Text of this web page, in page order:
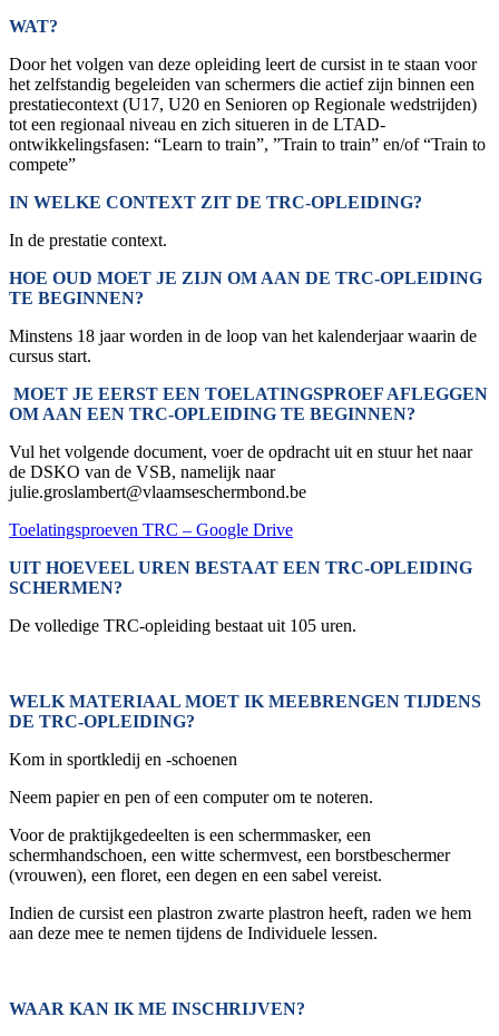
WAT?
Door het volgen van deze opleiding leert de cursist in te staan voor
het zelfstandig begeleiden van schermers die actief zijn binnen een
prestatiecontext (U17, U20 en Senioren op Regionale wedstrijden)
tot een regionaal niveau en zich situeren in de LTAD-
ontwikkelingsfasen: “Learn to train”, ”Train to train” en/of “Train to
compete”
IN WELKE CONTEXT ZIT DE TRC-OPLEIDING?
In de prestatie context.
HOE OUD MOET JE ZIJN OM AAN DE TRC-OPLEIDING
TE BEGINNEN?
Minstens 18 jaar worden in de loop van het kalenderjaar waarin de
cursus start.
MOET JE EERST EEN TOELATINGSPROEF AFLEGGEN
OM AAN EEN TRC-OPLEIDING TE BEGINNEN?
Vul het volgende document, voer de opdracht uit en stuur het naar
de DSKO van de VSB, namelijk naar
julie.groslambert@vlaamseschermbond.be
Toelatingsproeven TRC – Google Drive
UIT HOEVEEL UREN BESTAAT EEN TRC-OPLEIDING
SCHERMEN?
De volledige TRC-opleiding bestaat uit 105 uren.
WELK MATERIAAL MOET IK MEEBRENGEN TIJDENS
DE TRC-OPLEIDING?
Kom in sportkledij en -schoenen
Neem papier en pen of een computer om te noteren.
Voor de praktijkgedeelten is een schermmasker, een
schermhandschoen, een witte schermvest, een borstbeschermer
(vrouwen), een floret, een degen en een sabel vereist.
Indien de cursist een plastron zwarte plastron heeft, raden we hem
aan deze mee te nemen tijdens de Individuele lessen.
WAAR KAN IK ME INSCHRIJVEN?